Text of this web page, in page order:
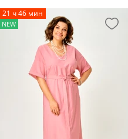
21 ч 46 мин
NEW